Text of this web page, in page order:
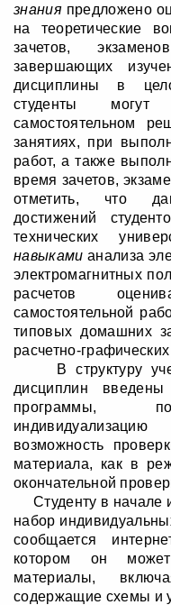
знанияпредложено
на теоретические
зачетов,
завершающих
дисциплины в
студенты могут
самостоятельном
занятиях, при
работ, а также
время зачетов,
отметить, что
достижений
технических
навыками анализа
электромагнитных
расчетов
самостоятельной
типовых домашних
расчетно-
В структуру
дисциплин
программы,
возможность
материала, как в
окончательной
Студенту в начале
набор
сообщается
котором он
материалы,
содержащие схемы и